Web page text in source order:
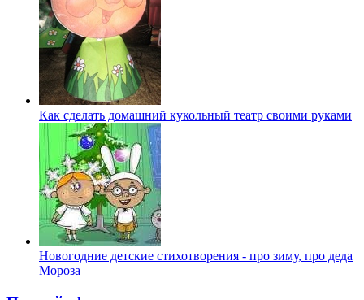
Как сделать домашний кукольный театр своими руками
Новогодние детские стихотворения - про зиму, про деда
Мороза